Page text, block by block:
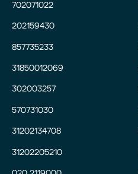
702071022
202159430
857735233
31850012069
302003257
570731030
31202134708
31202205210